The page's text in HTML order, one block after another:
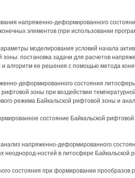
напряженно-деформированного
элементов (при использовании
моделирования условий начала
зоны: постановка задачи для расчетов
алгоритм ее решения с помощью метода
деформированного состояния
рифтовой зоны при воздействии
режима Байкальской рифтовой зоны и
состояние Байкальской
напряженно-деформированного
неоднород-ностей в литосфере Байкальской
состояния при формировании прообразов